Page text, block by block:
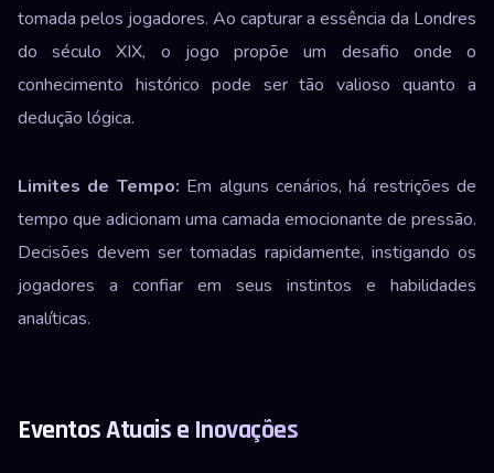
tomada pelos jogadores. Ao capturar a essência da Londres
do século XIX, o jogo propõe um desafio onde o
conhecimento histórico pode ser tão valioso quanto a
dedução lógica.
Limites de Tempo: Em alguns cenários, há restrições de
tempo que adicionam uma camada emocionante de pressão.
Decisões devem ser tomadas rapidamente, instigando os
jogadores a confiar em seus instintos e habilidades
analíticas.
Eventos Atuais e Inovações